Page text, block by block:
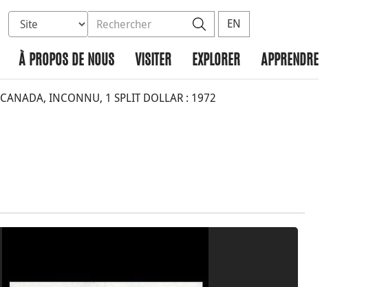
Sélectionnez la base de données à rechercher
Rechercher dans le site Rechercher
EN
À PROPOS DE NOUS VISITER EXPLORER APPRENDRE
CANADA, INCONNU, 1 SPLIT DOLLAR : 1972